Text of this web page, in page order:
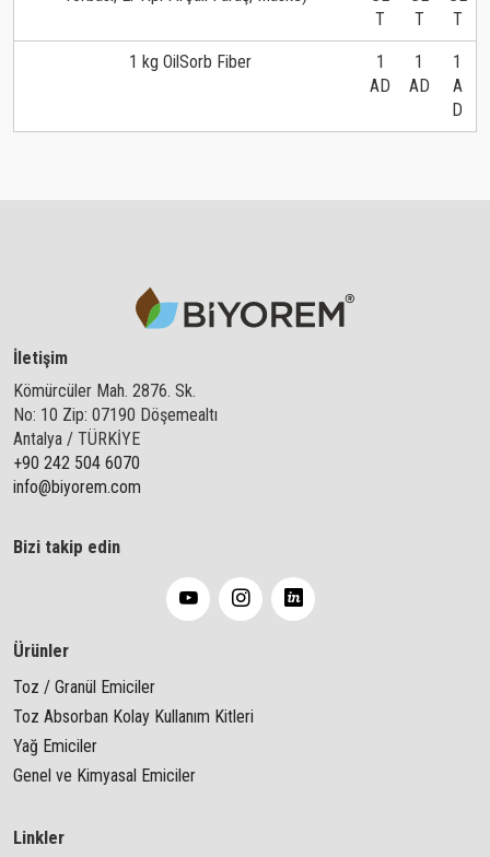
T
T
T
1 kg OilSorb Fiber
1
AD
1
AD
1
A
D
İletişim
Kömürcüler Mah. 2876. Sk.
No: 10 Zip: 07190 Döşemealtı
Antalya / TÜRKİYE
+90 242 504 6070
info@biyorem.com
Bizi takip edin
Ürünler
Toz / Granül Emiciler
Toz Absorban Kolay Kullanım Kitleri
Yağ Emiciler
Genel ve Kimyasal Emiciler
Linkler